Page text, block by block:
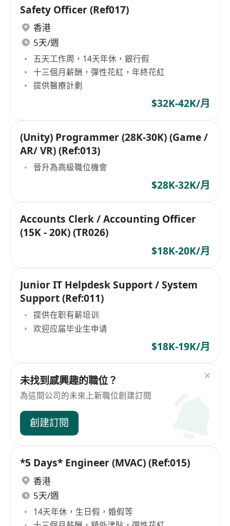
Safety Officer (Ref017)
香港
5天/週
五天工作周，14天年休，銀行假
十三個月薪酬，彈性花紅，年終花紅
提供醫療計劃
$32K-42K/月
(Unity) Programmer (28K-30K) (Game /
AR/ VR) (Ref:013)
晉升為高級職位機會
$28K-32K/月
Accounts Clerk / Accounting Officer
(15K - 20K) (TR026)
$18K-20K/月
Junior IT Helpdesk Support / System
Support (Ref:011)
提供在职有薪培训
欢迎应届毕业生申请
$18K-19K/月
未找到感興趣的職位？
為這間公司的未來上新職位創建訂閱
創建訂閱
*5 Days* Engineer (MVAC) (Ref:015)
香港
5天/週
14天年休，生日假，婚假等